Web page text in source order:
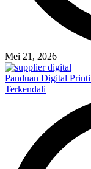
Mei 21, 2026
Panduan Digital
Terkendali